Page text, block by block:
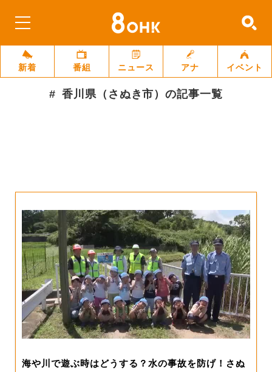
新着 番組 ニュース アナ イベント
香川県（さぬき市）の記事一覧
海や川で遊ぶ時はどうする？水の事故を防げ！さぬ